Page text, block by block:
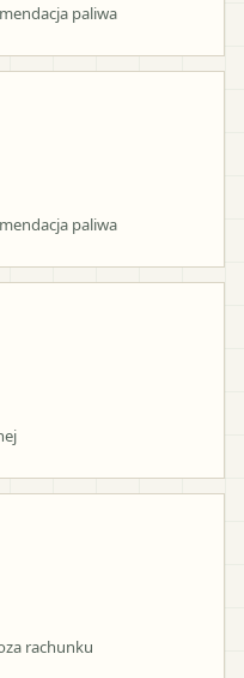
paliwa
paliwa
rachunku